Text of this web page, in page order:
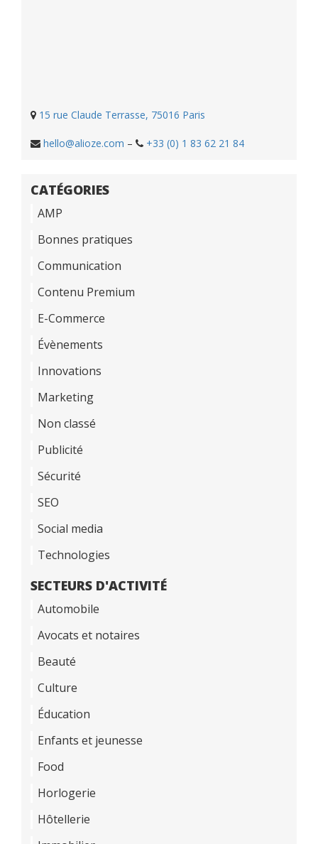
15 rue Claude Terrasse, 75016 Paris
hello@alioze.com – +33 (0) 1 83 62 21 84
CATÉGORIES
AMP
Bonnes pratiques
Communication
Contenu Premium
E-Commerce
Évènements
Innovations
Marketing
Non classé
Publicité
Sécurité
SEO
Social media
Technologies
SECTEURS D'ACTIVITÉ
Automobile
Avocats et notaires
Beauté
Culture
Éducation
Enfants et jeunesse
Food
Horlogerie
Hôtellerie